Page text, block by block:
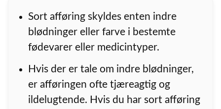
Sort afføring skyldes enten indre
blødninger eller farve i bestemte
fødevarer eller medicintyper.
Hvis der er tale om indre blødninger,
er afføringen ofte tjæreagtig og
ildelugtende. Hvis du har sort afføring